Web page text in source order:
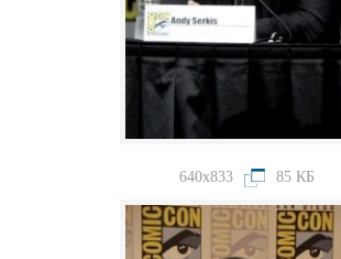
640x833 85 КБ